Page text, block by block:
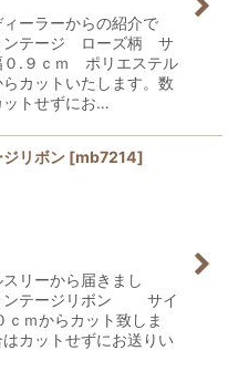
ーラーからの紹介で
ンテージ ローズ柄 サ
.９ｃｍ ポリエステル
カットいたします。数
ットせずにお…
リボン [mb7214]
リーから届きまし
ンテージリボン サイ
ｍからカット致しま
カットせずにお送りい